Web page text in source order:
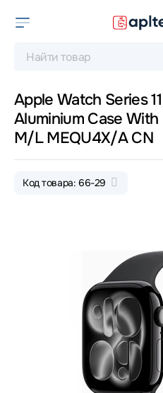
Apple Watch Series
Aluminium Case
M/L MEQU4X/A CN
Код товара: 66-29